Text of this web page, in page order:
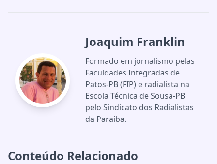
Joaquim Franklin
Formado em jornalismo pelas
Faculdades Integradas de
Patos-PB (FIP) e radialista na
Escola Técnica de Sousa-PB
pelo Sindicato dos Radialistas
da Paraíba.
Conteúdo Relacionado